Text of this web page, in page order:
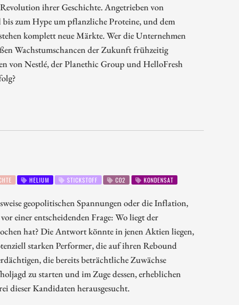
ihrer Geschichte. Angetrieben von
zum Hype um pflanzliche Proteine, und dem
komplett neue Märkte. Wer die Unternehmen
Wachstumschancen der Zukunft frühzeitig
von Nestlé, der Planethic Group und HelloFresh
HELIUM STICKSTOFF CO2
KONDENSAT
geopolitischen Spannungen oder die Inflation,
einer entscheidenden Frage: Wo liegt der
hat? Die Antwort könnte in jenen Aktien liegen,
starken Performer, die auf ihren Rebound
die bereits beträchtliche Zuwächse
zu starten und im Zuge dessen, erheblichen
dieser Kandidaten herausgesucht.